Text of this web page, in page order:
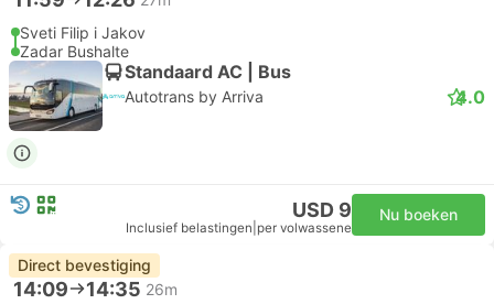
Sveti Filip i Jakov
Zadar Bushalte
Standaard AC | Bus
Autotrans by Arriva 4.0
USD 9
Inclusief belastingen per volwassene
Nu boeken
Direct bevestiging
14:09 14:35 26m